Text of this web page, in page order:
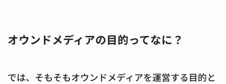
オウンドメディアの目的ってなに？
では、そもそもオウンドメディアを運営する目的と